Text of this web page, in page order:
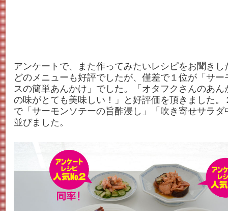
アンケートで、また作ってみたいレシピをお聞きし
どのメニューも好評でしたが、僅差で１位が「サー
スの簡単あんかけ」でした。「オタフクさんのあん
の味がとても美味しい！」と好評価を頂きました。
で「サーモンソテーの旨酢浸し」「吹き寄せサラダ
並びました。